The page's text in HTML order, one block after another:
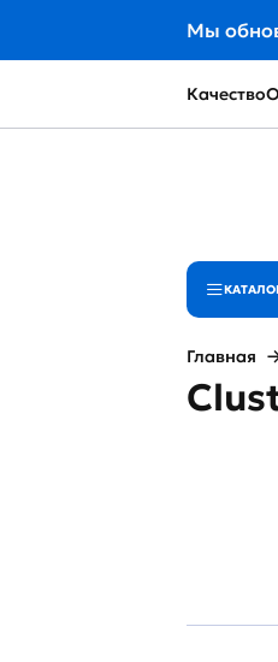
Мы
Качество
Главная